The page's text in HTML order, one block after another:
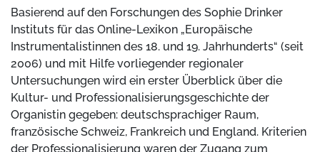
Basierend auf den Forschungen des Sophie Drinker
Instituts für das Online-Lexikon „Europäische
Instrumentalistinnen des 18. und 19. Jahrhunderts“ (seit
2006) und mit Hilfe vorliegender regionaler
Untersuchungen wird ein erster Überblick über die
Kultur- und Professionalisierungsgeschichte der
Organistin gegeben: deutschsprachiger Raum,
französische Schweiz, Frankreich und England. Kriterien
der Professionalisierung waren der Zugang zum